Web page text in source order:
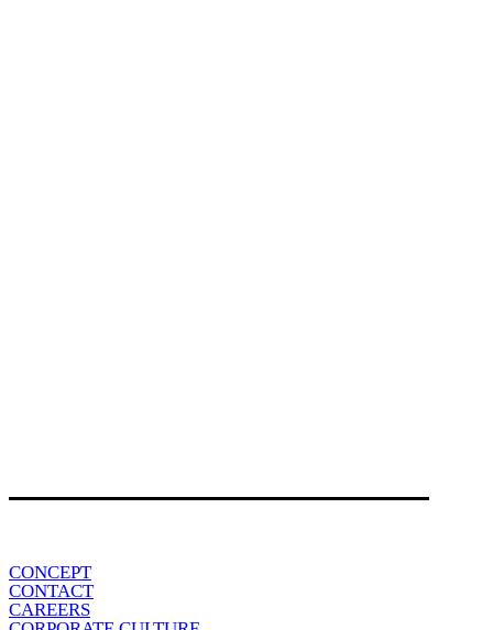
CONCEPT
CONTACT
CAREERS